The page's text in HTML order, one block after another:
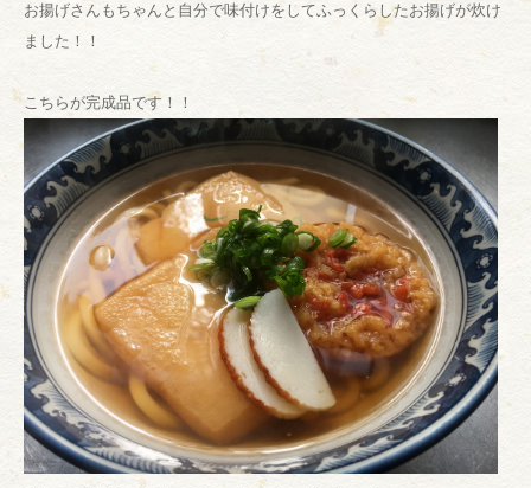
お揚げさんもちゃんと自分で味付けをしてふっくらしたお揚げが炊け
ました！！
こちらが完成品です！！